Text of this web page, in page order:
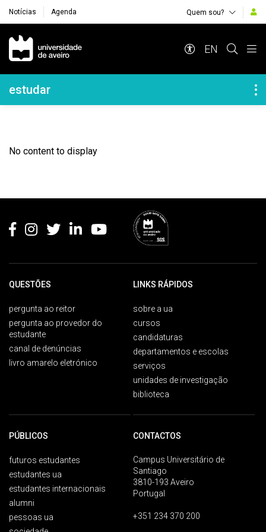
Notícias Agenda Quem sou?
Navegação Principal
EN
Navegação Lateral
estudar
No content to display
QUESTÕES
pergunta ao reitor
pergunta ao provedor do
estudante
canal de denúncias
livro amarelo eletrónico
LINKS RÁPIDOS
sobre a ua
cursos
candidaturas
departamentos e escolas
serviços
unidades de investigação
biblioteca
PÚBLICOS
futuros estudantes
estudantes ua
estudantes internacionais
alumni
pessoas ua
CONTACTOS
Campus Universitário de
Santiago
3810-193 Aveiro
Portugal
+351 234 370 200